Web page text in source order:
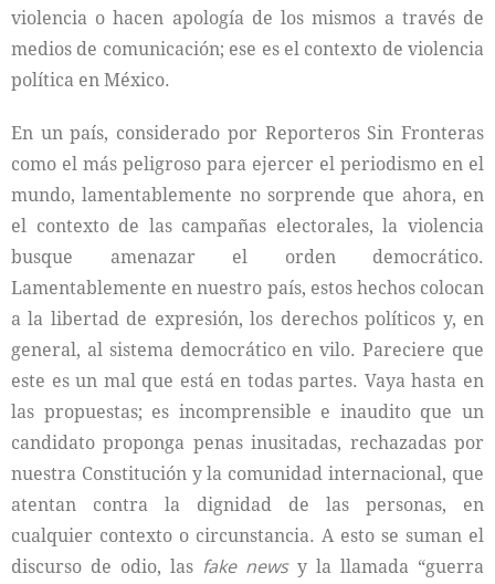
violencia o hacen apología de los mismos a través de
medios de comunicación; ese es el contexto de violencia
política en México.
En un país, considerado por Reporteros Sin Fronteras
como el más peligroso para ejercer el periodismo en el
mundo, lamentablemente no sorprende que ahora, en
el contexto de las campañas electorales, la violencia
busque amenazar el orden democrático.
Lamentablemente en nuestro país, estos hechos colocan
a la libertad de expresión, los derechos políticos y, en
general, al sistema democrático en vilo. Pareciere que
este es un mal que está en todas partes. Vaya hasta en
las propuestas; es incomprensible e inaudito que un
candidato proponga penas inusitadas, rechazadas por
nuestra Constitución y la comunidad internacional, que
atentan contra la dignidad de las personas, en
cualquier contexto o circunstancia. A esto se suman el
discurso de odio, las fake newsy la llamada “guerra